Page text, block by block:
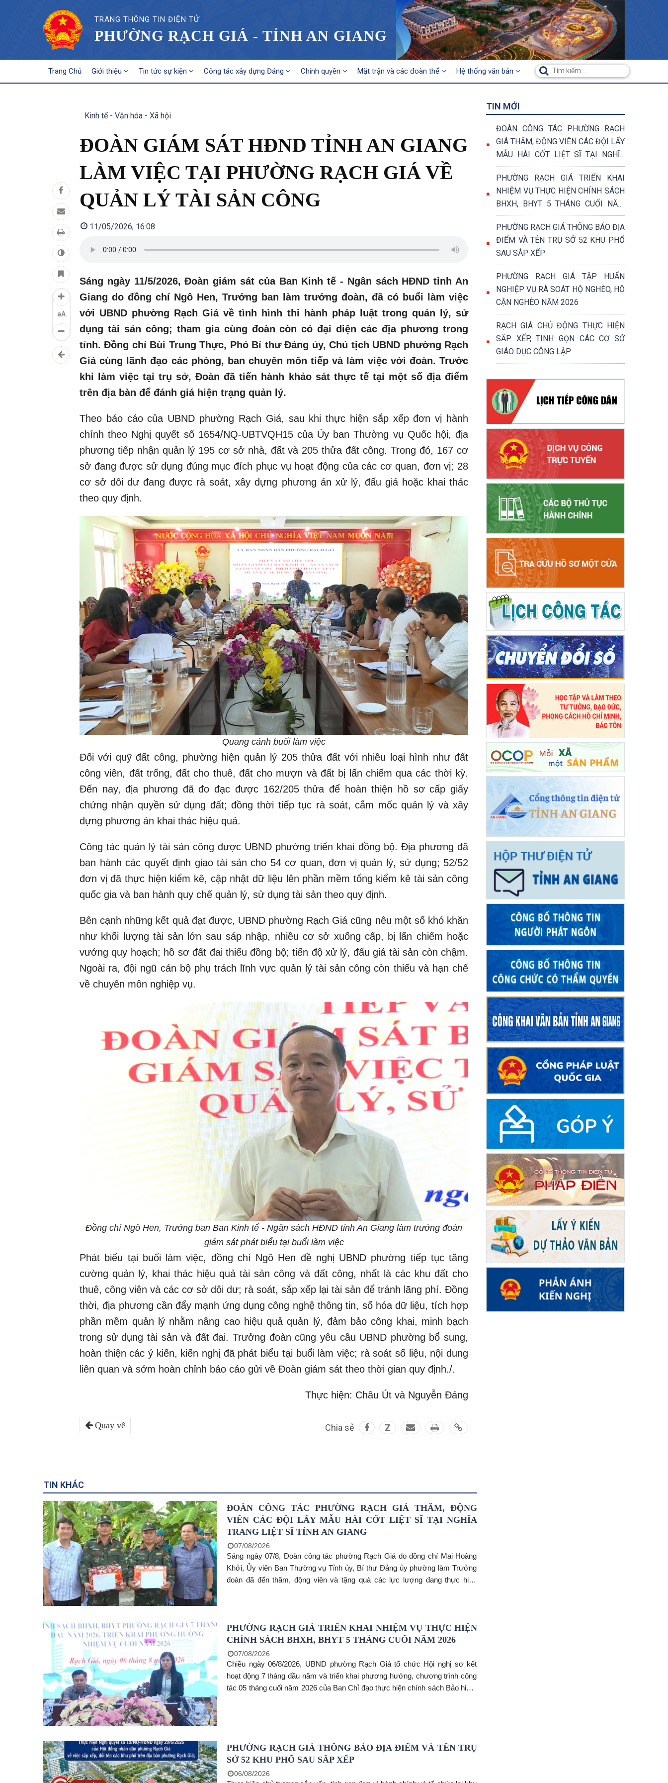
TRANG THÔNG TIN ĐIỆN TỬ
PHƯỜNG RẠCH GIÁ - TỈNH AN GIANG
NAVIGATION
Trang Chủ Giới thiệu Tin tức sự kiện Công tác xây dựng Đảng Chính quyền Mặt trận và các đoàn thể Hệ thống văn bản
aA
Kinh tế - Văn hóa - Xã hội
ĐOÀN GIÁM SÁT HĐND TỈNH AN GIANG
LÀM VIỆC TẠI PHƯỜNG RẠCH GIÁ VỀ
QUẢN LÝ TÀI SẢN CÔNG
11/05/2026, 16:08
Sáng ngày 11/5/2026, Đoàn giám sát của Ban Kinh tế - Ngân sách HĐND tỉnh An
Giang do đồng chí Ngô Hen, Trưởng ban làm trưởng đoàn, đã có buổi làm việc
với UBND phường Rạch Giá về tình hình thi hành pháp luật trong quản lý, sử
dụng tài sản công; tham gia cùng đoàn còn có đại diện các địa phương trong
tỉnh. Đồng chí Bùi Trung Thực, Phó Bí thư Đảng ủy, Chủ tịch UBND phường Rạch
Giá cùng lãnh đạo các phòng, ban chuyên môn tiếp và làm việc với đoàn. Trước
khi làm việc tại trụ sở, Đoàn đã tiến hành khảo sát thực tế tại một số địa điểm
trên địa bàn để đánh giá hiện trạng quản lý.
Theo báo cáo của UBND phường Rạch Giá, sau khi thực hiện sắp xếp đơn vị hành
chính theo Nghị quyết số 1654/NQ-UBTVQH15 của Ủy ban Thường vụ Quốc hội, địa
phương tiếp nhận quản lý 195 cơ sở nhà, đất và 205 thửa đất công. Trong đó, 167 cơ
sở đang được sử dụng đúng mục đích phục vụ hoạt động của các cơ quan, đơn vị; 28
cơ sở dôi dư đang được rà soát, xây dựng phương án xử lý, đấu giá hoặc khai thác
theo quy định.
Quang cảnh buổi làm việc
Đối với quỹ đất công, phường hiện quản lý 205 thửa đất với nhiều loại hình như đất
công viên, đất trống, đất cho thuê, đất cho mượn và đất bị lấn chiếm qua các thời kỳ.
Đến nay, địa phương đã đo đạc được 162/205 thửa để hoàn thiện hồ sơ cấp giấy
chứng nhận quyền sử dụng đất; đồng thời tiếp tục rà soát, cắm mốc quản lý và xây
dựng phương án khai thác hiệu quả.
Công tác quản lý tài sản công được UBND phường triển khai đồng bộ. Địa phương đã
ban hành các quyết định giao tài sản cho 54 cơ quan, đơn vị quản lý, sử dụng; 52/52
đơn vị đã thực hiện kiểm kê, cập nhật dữ liệu lên phần mềm tổng kiểm kê tài sản công
quốc gia và ban hành quy chế quản lý, sử dụng tài sản theo quy định.
Bên cạnh những kết quả đạt được, UBND phường Rạch Giá cũng nêu một số khó khăn
như khối lượng tài sản lớn sau sáp nhập, nhiều cơ sở xuống cấp, bị lấn chiếm hoặc
vướng quy hoạch; hồ sơ đất đai thiếu đồng bộ; tiến độ xử lý, đấu giá tài sản còn chậm.
Ngoài ra, đội ngũ cán bộ phụ trách lĩnh vực quản lý tài sản công còn thiếu và hạn chế
về chuyên môn nghiệp vụ.
Đồng chí Ngô Hen, Trưởng ban Ban Kinh tế - Ngân sách HĐND tỉnh An Giang làm trưởng đoàn
giám sát phát biểu tại buổi làm việc
Phát biểu tại buổi làm việc, đồng chí Ngô Hen đề nghị UBND phường tiếp tục tăng
cường quản lý, khai thác hiệu quả tài sản công và đất công, nhất là các khu đất cho
thuê, công viên và các cơ sở dôi dư; rà soát, sắp xếp lại tài sản để tránh lãng phí. Đồng
thời, địa phương cần đẩy mạnh ứng dụng công nghệ thông tin, số hóa dữ liệu, tích hợp
phần mềm quản lý nhằm nâng cao hiệu quả quản lý, đảm bảo công khai, minh bạch
trong sử dụng tài sản và đất đai. Trưởng đoàn cũng yêu cầu UBND phường bổ sung,
hoàn thiện các ý kiến, kiến nghị đã phát biểu tại buổi làm việc; rà soát số liệu, nội dung
liên quan và sớm hoàn chỉnh báo cáo gửi về Đoàn giám sát theo thời gian quy định./.
Thực hiện: Châu Út và Nguyễn Đáng
Quay về Chia sẻ Z
TIN KHÁC
ĐOÀN CÔNG TÁC PHƯỜNG RẠCH GIÁ THĂM, ĐỘNG
VIÊN CÁC ĐỘI LẤY MẪU HÀI CỐT LIỆT SĨ TẠI NGHĨA
TRANG LIỆT SĨ TỈNH AN GIANG
07/08/2026
Sáng ngày 07/8, Đoàn công tác phường Rạch Giá do đồng chí Mai Hoàng
Khởi, Ủy viên Ban Thường vụ Tỉnh ủy, Bí thư Đảng ủy phường làm Trưởng
đoàn đã đến thăm, động viên và tặng quà các lực lượng đang thực hiện
Chỉ huy Quân sự và các tổ chức chính trị - xã hội của phường.
PHƯỜNG RẠCH GIÁ TRIỂN KHAI NHIỆM VỤ THỰC HIỆN
CHÍNH SÁCH BHXH, BHYT 5 THÁNG CUỐI NĂM 2026
07/08/2026
Chiều ngày 06/8/2026, UBND phường Rạch Giá tổ chức Hội nghị sơ kết
hoạt động 7 tháng đầu năm và triển khai phương hướng, chương trình công
tác 05 tháng cuối năm 2026 của Ban Chỉ đạo thực hiện chính sách Bảo hiểm
đạo các khu phố trên địa bàn.
PHƯỜNG RẠCH GIÁ THÔNG BÁO ĐỊA ĐIỂM VÀ TÊN TRỤ
SỞ 52 KHU PHỐ SAU SẮP XẾP
06/08/2026
TIN MỚI
ĐOÀN CÔNG TÁC PHƯỜNG RẠCH
GIÁ THĂM, ĐỘNG VIÊN CÁC ĐỘI LẤY
MẪU HÀI CỐT LIỆT SĨ TẠI NGHĨA
TRANG LIỆT SĨ TỈNH AN GIANG
PHƯỜNG RẠCH GIÁ TRIỂN KHAI
NHIỆM VỤ THỰC HIỆN CHÍNH SÁCH
BHXH, BHYT 5 THÁNG CUỐI NĂM
2026
PHƯỜNG RẠCH GIÁ THÔNG BÁO ĐỊA
ĐIỂM VÀ TÊN TRỤ SỞ 52 KHU PHỐ
SAU SẮP XẾP
PHƯỜNG RẠCH GIÁ TẬP HUẤN
NGHIỆP VỤ RÀ SOÁT HỘ NGHÈO, HỘ
CẬN NGHÈO NĂM 2026
RẠCH GIÁ CHỦ ĐỘNG THỰC HIỆN
SẮP XẾP, TINH GỌN CÁC CƠ SỞ
GIÁO DỤC CÔNG LẬP